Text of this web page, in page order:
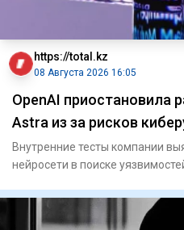
https://total.kz
08 Августа 2026 16:05
OpenAI приостановила
Astra из за рисков
Внутренние тесты компании
нейросети в поиске